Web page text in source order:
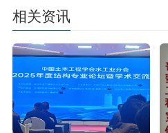
相关资讯